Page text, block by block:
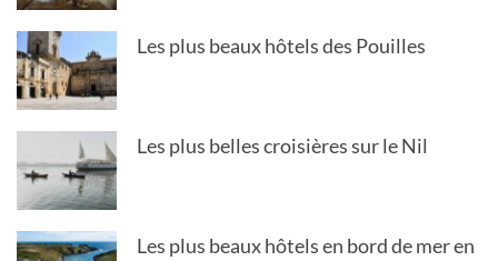
Les plus beaux hôtels des Pouilles
Les plus belles croisières sur le Nil
Les plus beaux hôtels en bord de mer en